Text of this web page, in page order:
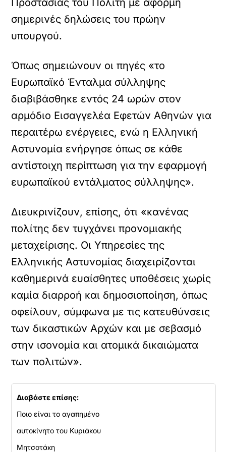
Προστασίας του Πολίτη με αφορμή
σημερινές δηλώσεις του πρώην
υπουργού.
Όπως σημειώνουν οι πηγές «το
Ευρωπαϊκό Ένταλμα σύλληψης
διαβιβάσθηκε εντός 24 ωρών στον
αρμόδιο Εισαγγελέα Εφετών Αθηνών για
περαιτέρω ενέργειες, ενώ η Ελληνική
Αστυνομία ενήργησε όπως σε κάθε
αντίστοιχη περίπτωση για την εφαρμογή
ευρωπαϊκού εντάλματος σύλληψης».
Διευκρινίζουν, επίσης, ότι «κανένας
πολίτης δεν τυγχάνει προνομιακής
μεταχείρισης. Οι Υπηρεσίες της
Ελληνικής Αστυνομίας διαχειρίζονται
καθημερινά ευαίσθητες υποθέσεις χωρίς
καμία διαρροή και δημοσιοποίηση, όπως
οφείλουν, σύμφωνα με τις κατευθύνσεις
των δικαστικών Αρχών και με σεβασμό
στην ισονομία και ατομικά δικαιώματα
των πολιτών».
Διαβάστε επίσης:
Ποιο είναι το αγαπημένο
αυτοκίνητο του Κυριάκου
Μητσοτάκη